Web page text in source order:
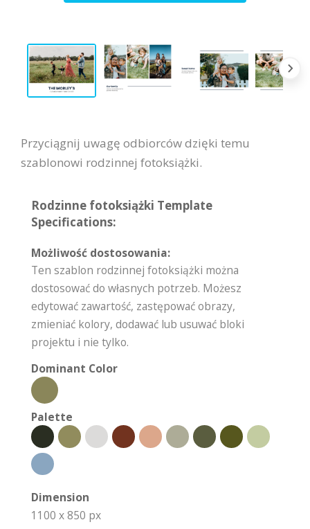
Przyciągnij uwagę odbiorców dzięki temu
szablonowi rodzinnej fotoksiążki.
Rodzinne fotoksiążki Template
Specifications:
Możliwość dostosowania:
Ten szablon rodzinnej fotoksiążki można
dostosować do własnych potrzeb. Możesz
edytować zawartość, zastępować obrazy,
zmieniać kolory, dodawać lub usuwać bloki
projektu i nie tylko.
Dominant Color
Palette
Dimension
1100 x 850 px